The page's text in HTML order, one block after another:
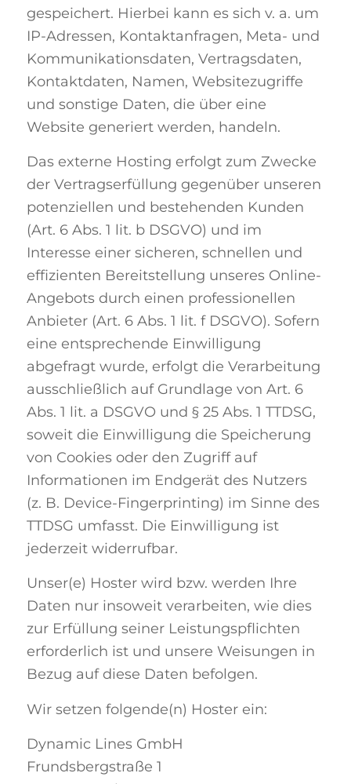
gespeichert. Hierbei kann es sich v. a. um
IP-Adressen, Kontaktanfragen, Meta- und
Kommunikationsdaten, Vertragsdaten,
Kontaktdaten, Namen, Websitezugriffe
und sonstige Daten, die über eine
Website generiert werden, handeln.
Das externe Hosting erfolgt zum Zwecke
der Vertragserfüllung gegenüber unseren
potenziellen und bestehenden Kunden
(Art. 6 Abs. 1 lit. b DSGVO) und im
Interesse einer sicheren, schnellen und
effizienten Bereitstellung unseres Online-
Angebots durch einen professionellen
Anbieter (Art. 6 Abs. 1 lit. f DSGVO). Sofern
eine entsprechende Einwilligung
abgefragt wurde, erfolgt die Verarbeitung
ausschließlich auf Grundlage von Art. 6
Abs. 1 lit. a DSGVO und § 25 Abs. 1 TTDSG,
soweit die Einwilligung die Speicherung
von Cookies oder den Zugriff auf
Informationen im Endgerät des Nutzers
(z. B. Device-Fingerprinting) im Sinne des
TTDSG umfasst. Die Einwilligung ist
jederzeit widerrufbar.
Unser(e) Hoster wird bzw. werden Ihre
Daten nur insoweit verarbeiten, wie dies
zur Erfüllung seiner Leistungspflichten
erforderlich ist und unsere Weisungen in
Bezug auf diese Daten befolgen.
Wir setzen folgende(n) Hoster ein:
Dynamic Lines GmbH
Frundsbergstraße 1